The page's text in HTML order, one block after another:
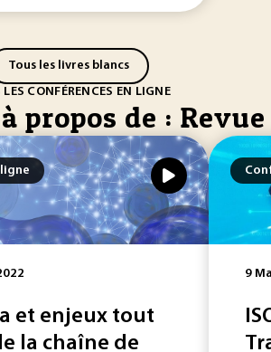
Tous les livres blancs
CONFÉRENCES EN LIGNE
propos de :
et enjeux tout
la chaîne de
9